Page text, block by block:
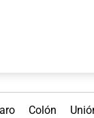
Colón